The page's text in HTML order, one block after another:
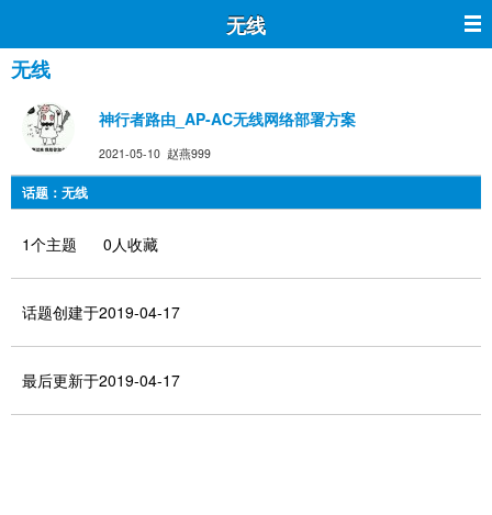
无线
无线
神行者路由_AP-AC无线网络部署方案
2021-05-10 赵燕999
话题：无线
1个主题 0人收藏
话题创建于2019-04-17
最后更新于2019-04-17